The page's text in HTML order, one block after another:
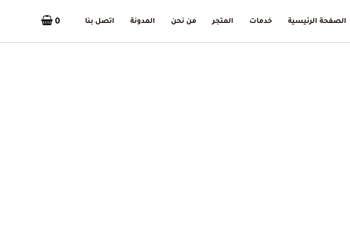
الصفحة الرئيسية خدمات المتجر من نحن المدونة اتصل بنا 0